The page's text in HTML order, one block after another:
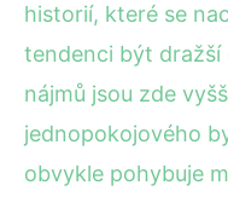
historií, které se
tendenci být dražší
nájmů jsou zde
jednopokojového
obvykle pohybuje